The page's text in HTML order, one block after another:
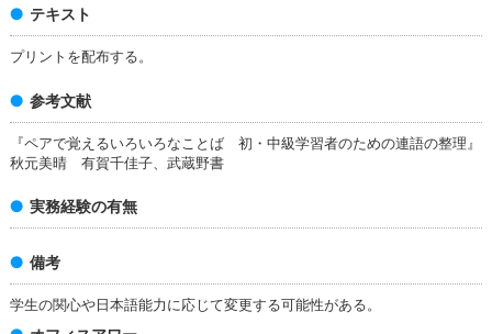
テキスト
プリントを配布する。
参考文献
『ペアで覚えるいろいろなことば 初・中級学習者のための連語の整理』
秋元美晴 有賀千佳子、武蔵野書
実務経験の有無
備考
学生の関心や日本語能力に応じて変更する可能性がある。